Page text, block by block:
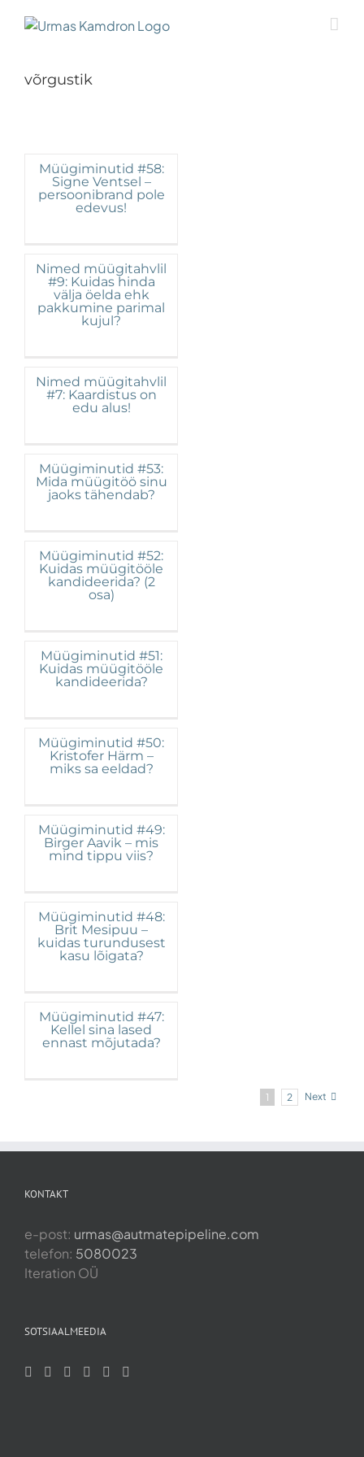
võrgustik
Müügiminutid #58:
Signe Ventsel –
persoonibrand pole
edevus!
Nimed müügitahvlil
#9: Kuidas hinda
välja öelda ehk
pakkumine parimal
kujul?
Nimed müügitahvlil
#7: Kaardistus on
edu alus!
Müügiminutid #53:
Mida müügitöö sinu
jaoks tähendab?
Müügiminutid #52:
Kuidas müügitööle
kandideerida? (2
osa)
Müügiminutid #51:
Kuidas müügitööle
kandideerida?
Müügiminutid #50:
Kristofer Härm –
miks sa eeldad?
Müügiminutid #49:
Birger Aavik – mis
mind tippu viis?
Müügiminutid #48:
Brit Mesipuu –
kuidas turundusest
kasu lõigata?
Müügiminutid #47:
Kellel sina lased
ennast mõjutada?
1 2 Next
KONTAKT
e-post: urmas@autmatepipeline.com
telefon: 5080023
Iteration OÜ
SOTSIAALMEEDIA